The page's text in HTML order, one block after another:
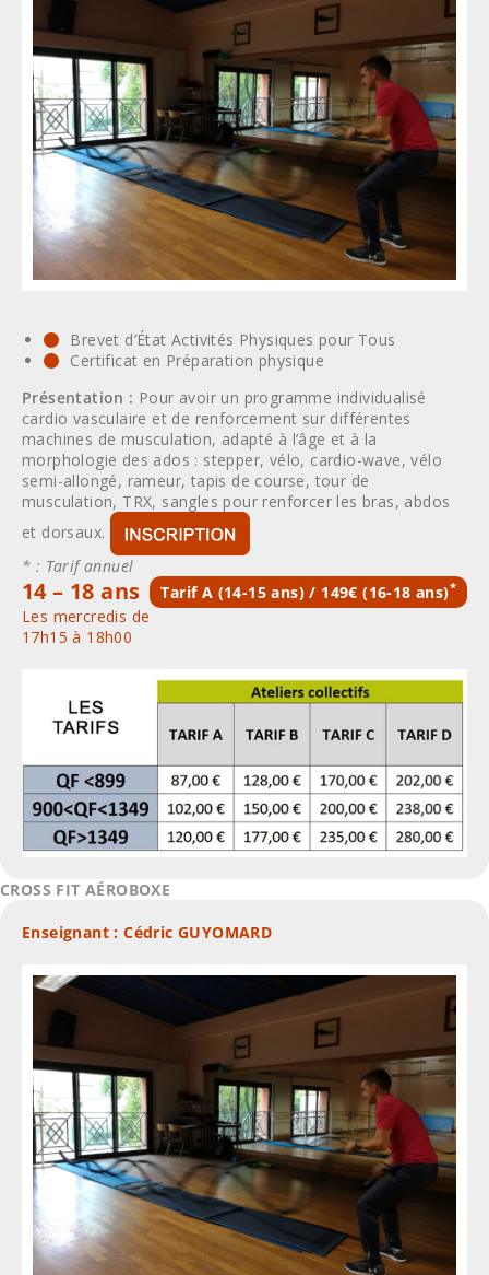
Brevet d’État Activités Physiques pour Tous
Certificat en Préparation physique
Présentation : Pour avoir un programme individualisé
cardio vasculaire et de renforcement sur différentes
machines de musculation, adapté à l’âge et à la
morphologie des ados : stepper, vélo, cardio-wave, vélo
semi-allongé, rameur, tapis de course, tour de
musculation, TRX, sangles pour renforcer les bras, abdos
et dorsaux.
* : Tarif annuel
14 – 18 ans Tarif A (14-15 ans) / 149€ (16-18 ans)*
Les mercredis de
17h15 à 18h00
CROSS FIT AÉROBOXE
Enseignant : Cédric GUYOMARD